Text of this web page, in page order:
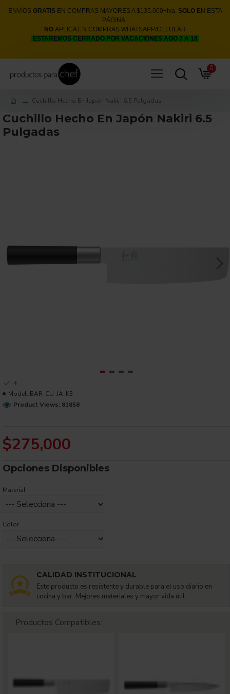
ENVÍOS GRATISEN COMPRAS MAYORES A $135.000+iva. SOLOEN ESTA
PÁGINA.
NO APLICA EN COMPRAS WHATSAPP/CELULAR
ESTAREMOS CERRADO POR VACACIONES AGO 7 A 18
0
Cuchillo Hecho En Japón Nakiri 6.5 Pulgadas
Cuchillo Hecho En Japón Nakiri 6.5
Pulgadas
$275,000
4
Model: BAR-CU-JA-K3
Product Views: 81858
Opciones Disponibles
Material
Color
Productos Compatibles:
CALIDAD INSTITUCIONAL
Este producto es resistente y durable para el uso diario en
cocina y bar. Mejores materiales y mayor vida útil.